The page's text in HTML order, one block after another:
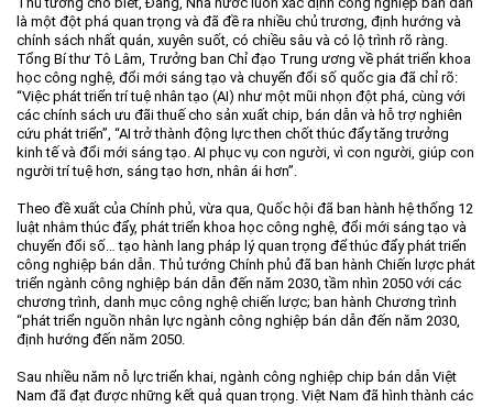
là một đột phá quan trọng và đã đề ra nhiều chủ trương, định hướng và
chính sách nhất quán, xuyên suốt, có chiều sâu và có lộ trình rõ ràng.
Tổng Bí thư Tô Lâm, Trưởng ban Chỉ đạo Trung ương về phát triển khoa
học công nghệ, đổi mới sáng tạo và chuyển đổi số quốc gia đã chỉ rõ:
“Việc phát triển trí tuệ nhân tạo (AI) như một mũi nhọn đột phá, cùng với
các chính sách ưu đãi thuế cho sản xuất chip, bán dẫn và hỗ trợ nghiên
cứu phát triển”, “AI trở thành động lực then chốt thúc đẩy tăng trưởng
kinh tế và đổi mới sáng tạo. AI phục vụ con người, vì con người, giúp con
người trí tuệ hơn, sáng tạo hơn, nhân ái hơn”.
Theo đề xuất của Chính phủ, vừa qua, Quốc hội đã ban hành hệ thống 12
luật nhằm thúc đẩy, phát triển khoa học công nghệ, đổi mới sáng tạo và
chuyển đổi số… tạo hành lang pháp lý quan trọng để thúc đẩy phát triển
công nghiệp bán dẫn. Thủ tướng Chính phủ đã ban hành Chiến lược phát
triển ngành công nghiệp bán dẫn đến năm 2030, tầm nhìn 2050 với các
chương trình, danh mục công nghệ chiến lược; ban hành Chương trình
“phát triển nguồn nhân lực ngành công nghiệp bán dẫn đến năm 2030,
định hướng đến năm 2050.
Sau nhiều năm nỗ lực triển khai, ngành công nghiệp chip bán dẫn Việt
Nam đã đạt được những kết quả quan trọng. Việt Nam đã hình thành các